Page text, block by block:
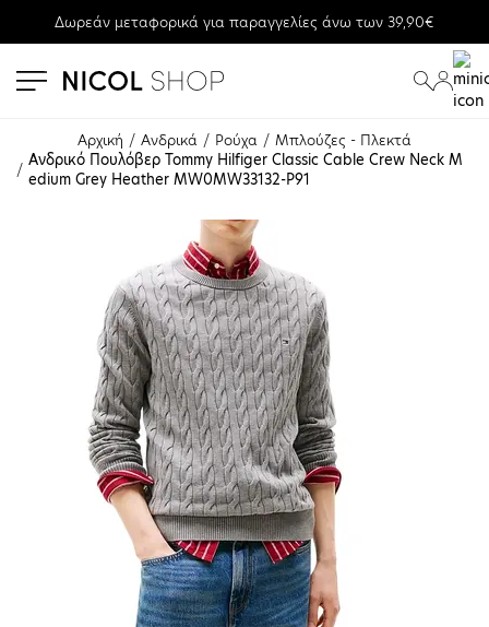
Δωρεάν μεταφορικά για παραγγελίες άνω των 39,90€
Αρχική Ανδρικά Ρούχα
Μπλούζες - Πλεκτά
Ανδρικό Πουλόβερ Tommy Hilfiger Classic Cable Crew Neck M
edium Grey Heather MW0MW33132-P91